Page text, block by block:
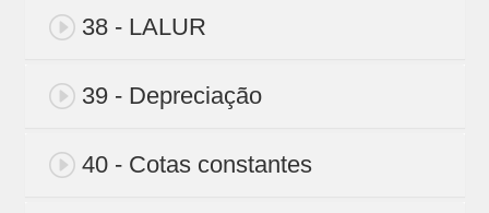
38 - LALUR
39 - Depreciação
40 - Cotas constantes